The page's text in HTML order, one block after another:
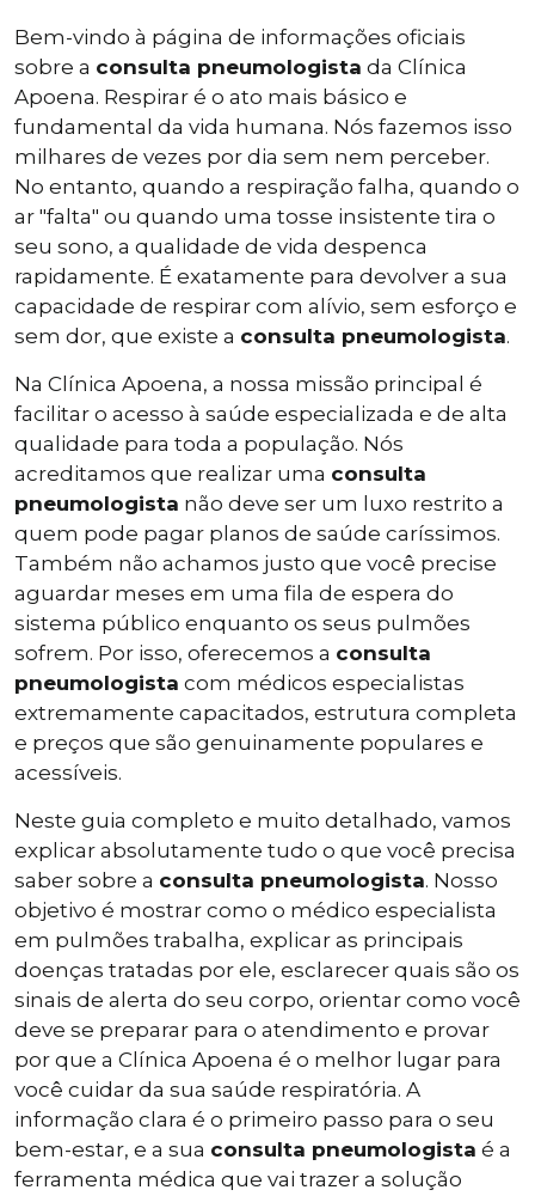
Bem-vindo à página de informações oficiais
sobre a consulta pneumologista da Clínica
Apoena. Respirar é o ato mais básico e
fundamental da vida humana. Nós fazemos isso
milhares de vezes por dia sem nem perceber.
No entanto, quando a respiração falha, quando o
ar "falta" ou quando uma tosse insistente tira o
seu sono, a qualidade de vida despenca
rapidamente. É exatamente para devolver a sua
capacidade de respirar com alívio, sem esforço e
sem dor, que existe a consulta pneumologista.
Na Clínica Apoena, a nossa missão principal é
facilitar o acesso à saúde especializada e de alta
qualidade para toda a população. Nós
acreditamos que realizar uma consulta
pneumologista não deve ser um luxo restrito a
quem pode pagar planos de saúde caríssimos.
Também não achamos justo que você precise
aguardar meses em uma fila de espera do
sistema público enquanto os seus pulmões
sofrem. Por isso, oferecemos a consulta
pneumologista com médicos especialistas
extremamente capacitados, estrutura completa
e preços que são genuinamente populares e
acessíveis.
Neste guia completo e muito detalhado, vamos
explicar absolutamente tudo o que você precisa
saber sobre a consulta pneumologista. Nosso
objetivo é mostrar como o médico especialista
em pulmões trabalha, explicar as principais
doenças tratadas por ele, esclarecer quais são os
sinais de alerta do seu corpo, orientar como você
deve se preparar para o atendimento e provar
por que a Clínica Apoena é o melhor lugar para
você cuidar da sua saúde respiratória. A
informação clara é o primeiro passo para o seu
bem-estar, e a sua consulta pneumologista é a
ferramenta médica que vai trazer a solução